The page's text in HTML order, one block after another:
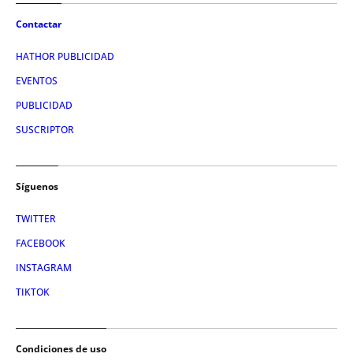
Contactar
HATHOR PUBLICIDAD
EVENTOS
PUBLICIDAD
SUSCRIPTOR
Síguenos
TWITTER
FACEBOOK
INSTAGRAM
TIKTOK
Condiciones de uso